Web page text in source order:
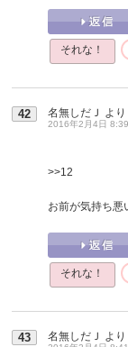
それな！
42 名無しだＪ より
2016年2月4日
>>12
お前が気持ち悪
それな！
43 名無しだＪ より